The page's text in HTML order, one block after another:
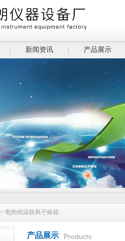
新闻资讯 产品展示
> 电热恒温鼓风干燥箱
产品展示 Products